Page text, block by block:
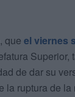
que el viernes
de dar su
la ruptura de